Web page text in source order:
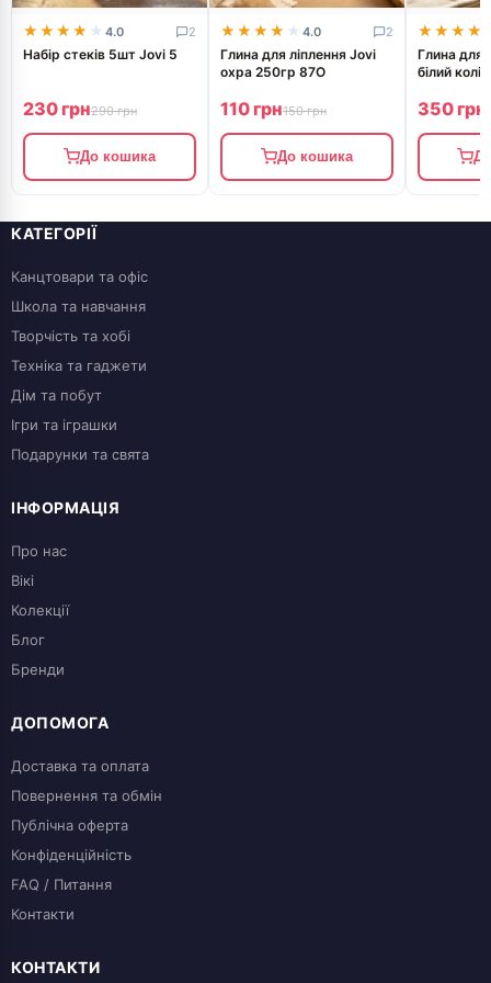
★★★★★
★★★★★ 4.0 2
Набір стеків 5шт Jovi 5
230 грн290 грн
До кошика
★★★★★
★★★★★ 4.0 2
Глина для ліплення Jovi
охра 250гр 87O
110 грн150 грн
До кошика
Глина для
білий
350 грн
КАТЕГОРІЇ
Канцтовари та офіс
Школа та навчання
Творчість та хобі
Техніка та гаджети
Дім та побут
Ігри та іграшки
Подарунки та свята
ІНФОРМАЦІЯ
Про нас
Вікі
Колекції
Блог
Бренди
ДОПОМОГА
Доставка та оплата
Повернення та обмін
Публічна оферта
Конфіденційність
FAQ / Питання
Контакти
КОНТАКТИ